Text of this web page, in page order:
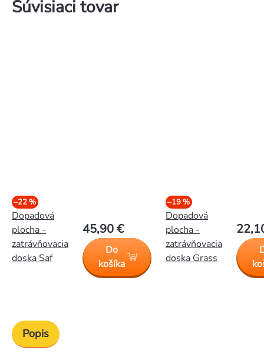
Súvisiaci tovar
–22 %
Dopadová
plocha -
zatrávňovacia
doska Saf
45,90 €
Do
košíka
–19 %
Dopadová
plocha -
zatrávňovacia
doska Grass
Popis